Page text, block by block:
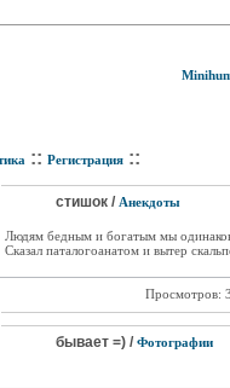
:: Регистрация ::
стишок / Анекдоты
Людям бедным и богатым мы
Сказал паталогоанатом и вытер
Просмотров:
бывает =) / Фотографии